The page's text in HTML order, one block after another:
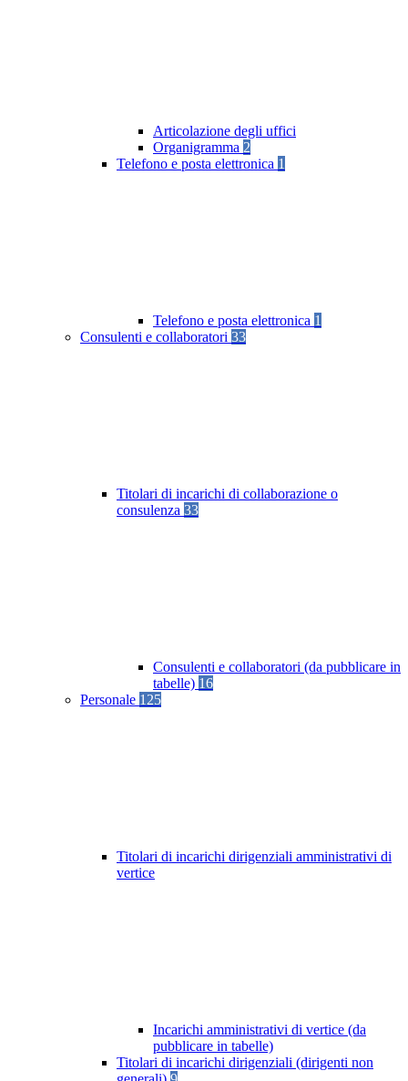
Articolazione degli uffici
Organigramma 2
Telefono e posta elettronica 1
Telefono e posta elettronica 1
Consulenti e collaboratori 33
Titolari di incarichi di collaborazione o
consulenza 33
Consulenti e collaboratori (da pubblicare in
tabelle) 16
Personale 125
Titolari di incarichi dirigenziali amministrativi di
vertice
Incarichi amministrativi di vertice (da
pubblicare in tabelle)
Titolari di incarichi dirigenziali (dirigenti non